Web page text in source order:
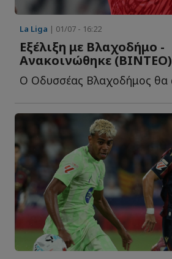
La Liga | 01/07 - 16:22
Εξέλιξη με Βλαχοδήμο -
Ανακοινώθηκε (ΒΙΝΤΕΟ)